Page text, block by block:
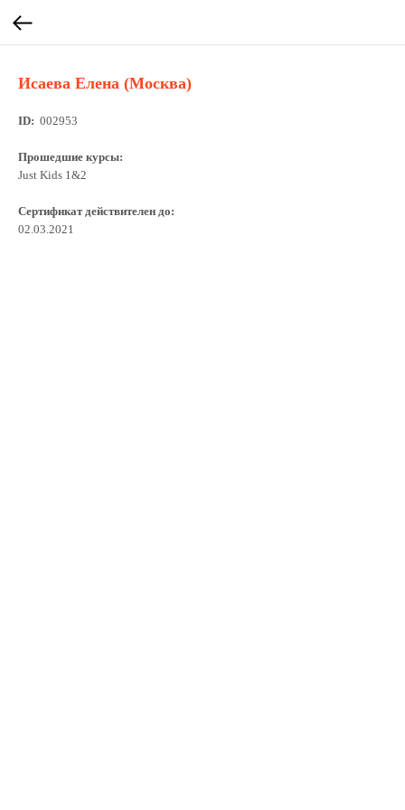
Исаева Елена (Москва)
ID: 002953
Прошедшие курсы:
Just Kids 1&2
Сертификат действителен до:
02.03.2021